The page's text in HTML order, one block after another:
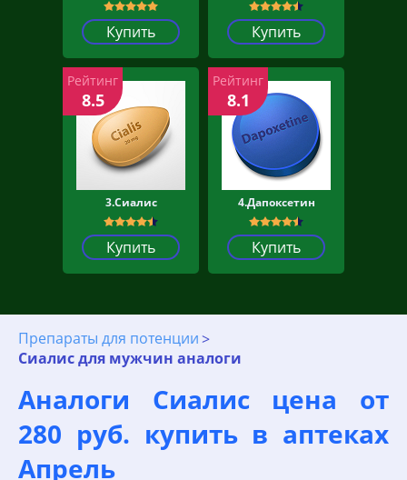
Купить Купить
3.Сиалис
Купить
Рейтинг
8.5
4.Дапоксетин
Купить
Рейтинг
8.1
Препараты для потенции
Сиалис для мужчин аналоги
Аналоги Сиалис цена от
280 руб. купить в аптеках
Апрель